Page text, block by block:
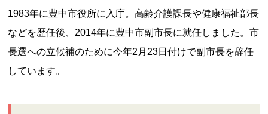
1983年に豊中市役所に入庁。高齢介護課長や健康福祉部長
などを歴任後、2014年に豊中市副市長に就任しました。市
長選への立候補のために今年2月23日付けで副市長を辞任
しています。